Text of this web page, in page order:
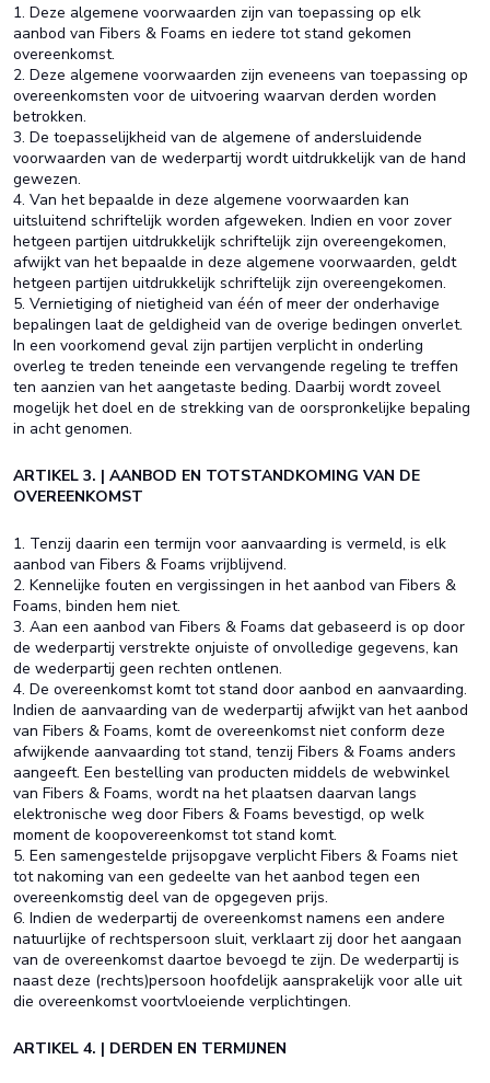
1. Deze algemene voorwaarden zijn van toepassing op elk
aanbod van Fibers & Foams en iedere tot stand gekomen
overeenkomst.
2. Deze algemene voorwaarden zijn eveneens van toepassing op
overeenkomsten voor de uitvoering waarvan derden worden
betrokken.
3. De toepasselijkheid van de algemene of andersluidende
voorwaarden van de wederpartij wordt uitdrukkelijk van de hand
gewezen.
4. Van het bepaalde in deze algemene voorwaarden kan
uitsluitend schriftelijk worden afgeweken. Indien en voor zover
hetgeen partijen uitdrukkelijk schriftelijk zijn overeengekomen,
afwijkt van het bepaalde in deze algemene voorwaarden, geldt
hetgeen partijen uitdrukkelijk schriftelijk zijn overeengekomen.
5. Vernietiging of nietigheid van één of meer der onderhavige
bepalingen laat de geldigheid van de overige bedingen onverlet.
In een voorkomend geval zijn partijen verplicht in onderling
overleg te treden teneinde een vervangende regeling te treffen
ten aanzien van het aangetaste beding. Daarbij wordt zoveel
mogelijk het doel en de strekking van de oorspronkelijke bepaling
in acht genomen.
ARTIKEL 3. | AANBOD EN TOTSTANDKOMING VAN DE
OVEREENKOMST
1. Tenzij daarin een termijn voor aanvaarding is vermeld, is elk
aanbod van Fibers & Foams vrijblijvend.
2. Kennelijke fouten en vergissingen in het aanbod van Fibers &
Foams, binden hem niet.
3. Aan een aanbod van Fibers & Foams dat gebaseerd is op door
de wederpartij verstrekte onjuiste of onvolledige gegevens, kan
de wederpartij geen rechten ontlenen.
4. De overeenkomst komt tot stand door aanbod en aanvaarding.
Indien de aanvaarding van de wederpartij afwijkt van het aanbod
van Fibers & Foams, komt de overeenkomst niet conform deze
afwijkende aanvaarding tot stand, tenzij Fibers & Foams anders
aangeeft. Een bestelling van producten middels de webwinkel
van Fibers & Foams, wordt na het plaatsen daarvan langs
elektronische weg door Fibers & Foams bevestigd, op welk
moment de koopovereenkomst tot stand komt.
5. Een samengestelde prijsopgave verplicht Fibers & Foams niet
tot nakoming van een gedeelte van het aanbod tegen een
overeenkomstig deel van de opgegeven prijs.
6. Indien de wederpartij de overeenkomst namens een andere
natuurlijke of rechtspersoon sluit, verklaart zij door het aangaan
van de overeenkomst daartoe bevoegd te zijn. De wederpartij is
naast deze (rechts)persoon hoofdelijk aansprakelijk voor alle uit
die overeenkomst voortvloeiende verplichtingen.
ARTIKEL 4. | DERDEN EN TERMIJNEN